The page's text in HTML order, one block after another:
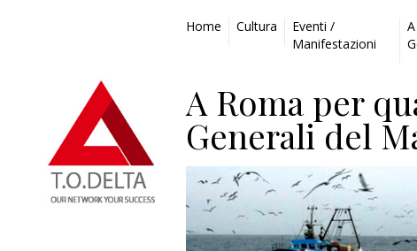
Home Cultura
Eventi /
Manifestazioni
A Roma per
Generali del